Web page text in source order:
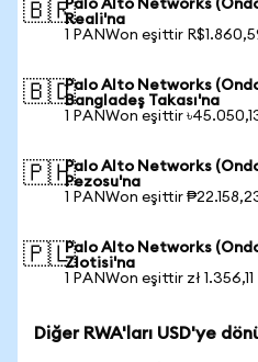
🇧🇷Palo Alto Networks
Reali'na
1 PANWon eşittir
🇧🇩Palo Alto Networks
Bangladeş Takası'na
1 PANWon eşittir
🇵🇭Palo Alto Networks
Pezosu'na
1 PANWon eşittir
🇵🇱Palo Alto Networks
Zlotisi'na
1 PANWon eşittir zł 1.356,11
Diğer RWA'ları USD'ye